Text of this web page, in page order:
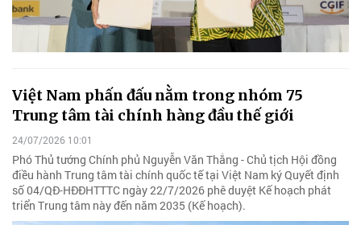
Việt Nam phấn đấu nằm trong nhóm 75
Trung tâm tài chính hàng đầu thế giới
24/07/2026 10:01
Phó Thủ tướng Chính phủ Nguyễn Văn Thắng - Chủ tịch Hội đồng
điều hành Trung tâm tài chính quốc tế tại Việt Nam ký Quyết định
số 04/QĐ-HĐĐHTTTC ngày 22/7/2026 phê duyệt Kế hoạch phát
triển Trung tâm này đến năm 2035 (Kế hoạch).